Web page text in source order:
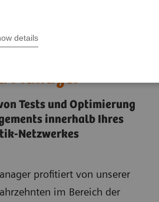
details
Manager
Tests und Optimierung
innerhalb Ihres
Netzwerkes
profitiert von unserer
im Bereich der